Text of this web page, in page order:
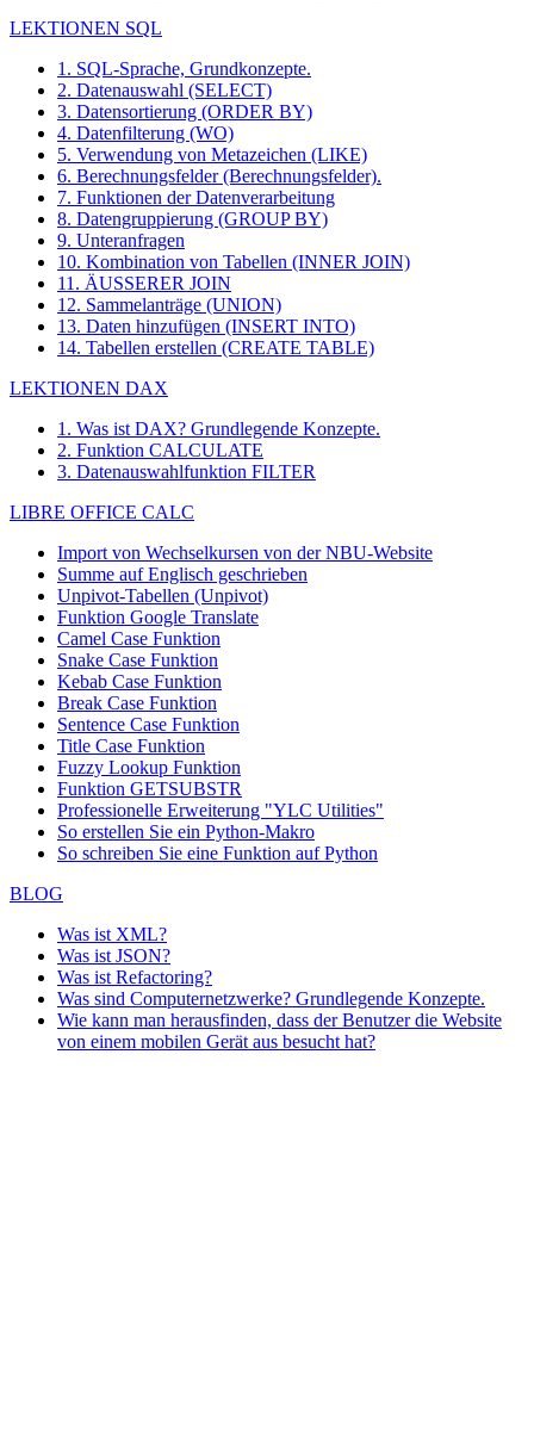
LEKTIONEN SQL
1. SQL-Sprache, Grundkonzepte.
2. Datenauswahl (SELECT)
3. Datensortierung (ORDER BY)
4. Datenfilterung (WO)
5. Verwendung von Metazeichen (LIKE)
6. Berechnungsfelder (Berechnungsfelder).
7. Funktionen der Datenverarbeitung
8. Datengruppierung (GROUP BY)
9. Unteranfragen
10. Kombination von Tabellen (INNER JOIN)
11. ÄUSSERER JOIN
12. Sammelanträge (UNION)
13. Daten hinzufügen (INSERT INTO)
14. Tabellen erstellen (CREATE TABLE)
LEKTIONEN DAX
1. Was ist DAX? Grundlegende Konzepte.
2. Funktion CALCULATE
3. Datenauswahlfunktion FILTER
LIBRE OFFICE CALC
Import von Wechselkursen von der NBU-Website
Summe auf Englisch geschrieben
Unpivot-Tabellen (Unpivot)
Funktion Google Translate
Camel Case Funktion
Snake Case Funktion
Kebab Case Funktion
Break Case Funktion
Sentence Case Funktion
Title Case Funktion
Fuzzy Lookup Funktion
Funktion GETSUBSTR
Professionelle Erweiterung "YLC Utilities"
So erstellen Sie ein Python-Makro
So schreiben Sie eine Funktion auf Python
BLOG
Was ist XML?
Was ist JSON?
Was ist Refactoring?
Was sind Computernetzwerke? Grundlegende Konzepte.
Wie kann man herausfinden, dass der Benutzer die Website
von einem mobilen Gerät aus besucht hat?